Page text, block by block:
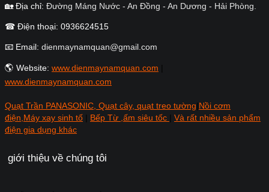
🏡 Địa chỉ: Đường Máng Nước - An Đồng - An Dương - Hải Phòng.
☎ Điện thoại: 0936624515
📧 Email: dienmaynamquan@gmail.com
🌎 Website: www.dienmaynamquan.com
www.dienmaynamquan.com
Quạt Trần PANASONIC, Quạt cây, quạt treo tường Nồi cơm
điện,Máy xay sinh tố
Bếp Từ ,ấm siêu tốc
Và rất nhiều sản phẩm
điện gia dụng khác
giới thiệu về chúng tôi